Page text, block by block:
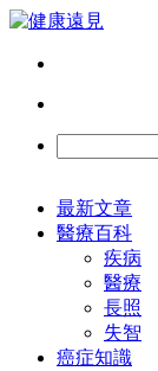
最新文章
醫療百科
疾病
醫療
長照
失智
癌症知識